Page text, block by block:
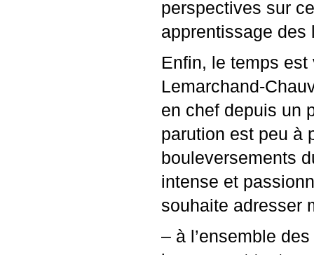
perspectives sur
apprentissage des
Enfin, le temps
Lemarchand-
en chef depuis un
parution est peu à
bouleversements
intense et
souhaite adresser
– à l’ensemble